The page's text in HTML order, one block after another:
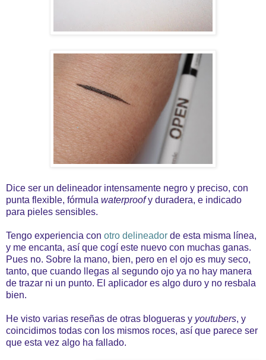
Dice ser un delineador intensamente negro y preciso, con
punta flexible, fórmula waterproofy duradera, e indicado
para pieles sensibles.
Tengo experiencia con otro delineador de esta misma línea,
y me encanta, así que cogí este nuevo con muchas ganas.
Pues no. Sobre la mano, bien, pero en el ojo es muy seco,
tanto, que cuando llegas al segundo ojo ya no hay manera
de trazar ni un punto. El aplicador es algo duro y no resbala
bien.
He visto varias reseñas de otras blogueras y youtubers, y
coincidimos todas con los mismos roces, así que parece ser
que esta vez algo ha fallado.